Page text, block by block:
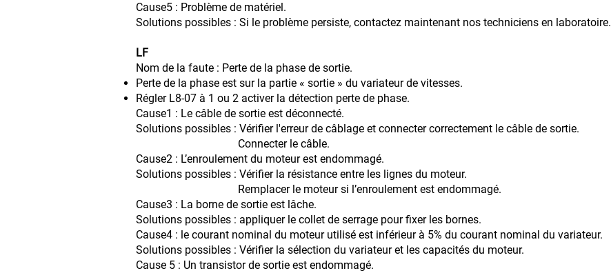
Cause5 : Problème de matériel.
Solutions possibles : Si le problème persiste, contactez maintenant nos techniciens en laboratoire.
LF
Nom de la faute : Perte de la phase de sortie.
Perte de la phase est sur la partie « sortie » du variateur de vitesses.
Régler L8-07 à 1 ou 2 activer la détection perte de phase.
Cause1 : Le câble de sortie est déconnecté.
Solutions possibles : Vérifier l'erreur de câblage et connecter correctement le câble de sortie.
Connecter le câble.
Cause2 : L’enroulement du moteur est endommagé.
Solutions possibles : Vérifier la résistance entre les lignes du moteur.
Remplacer le moteur si l’enroulement est endommagé.
Cause3 : La borne de sortie est lâche.
Solutions possibles : appliquer le collet de serrage pour fixer les bornes.
Cause4 : le courant nominal du moteur utilisé est inférieur à 5% du courant nominal du variateur.
Solutions possibles : Vérifier la sélection du variateur et les capacités du moteur.
Cause 5 : Un transistor de sortie est endommagé.